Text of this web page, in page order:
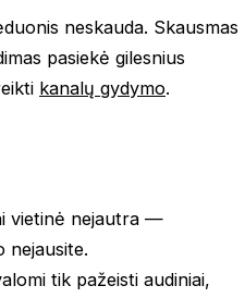
neskauda. Skausmas
pasiekė gilesnius
kanalų gydymo.
vietinė nejautra —
nejausite.
tik pažeisti audiniai,